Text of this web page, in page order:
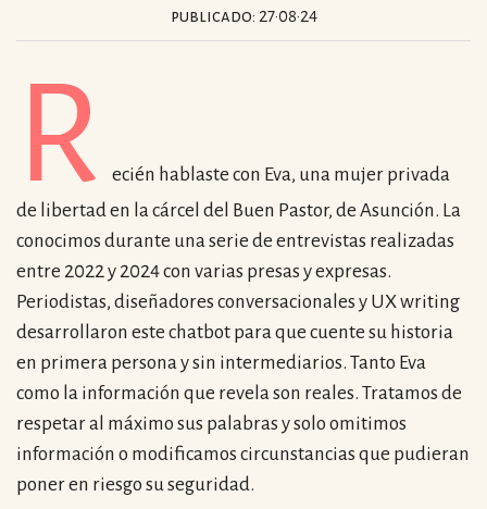
surti impreso
publicado: 27·08·24
R
ecién hablaste con Eva, una mujer privada
de libertad en la cárcel del Buen Pastor, de Asunción. La
conocimos durante una serie de entrevistas realizadas
entre 2022 y 2024 con varias presas y expresas.
Periodistas, diseñadores conversacionales y UX writing
desarrollaron este chatbot para que cuente su historia
en primera persona y sin intermediarios. Tanto Eva
como la información que revela son reales. Tratamos de
respetar al máximo sus palabras y solo omitimos
información o modificamos circunstancias que pudieran
poner en riesgo su seguridad.